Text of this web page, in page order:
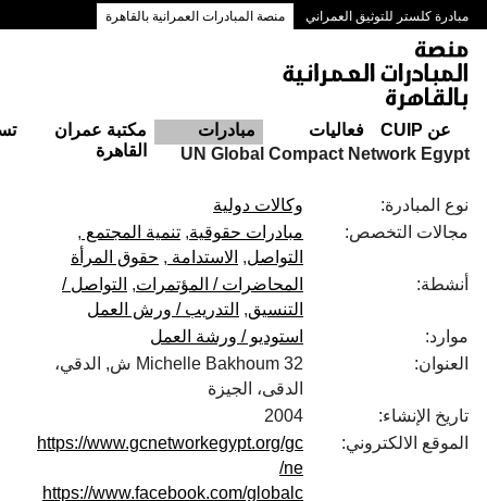
مبادرة كلستر للتوثيق العمراني منصة المبادرات العمرانية بالقاهرة
ممرات وسط البلد بالقاهرة
عن CUIP فعاليات مبادرات
مكتبة عمران
القاهرة
UN Global Compact Network Egypt
نوع المبادرة:
وكالات دولية
مجالات التخصص:
مبادرات حقوقية تنمية المجتمع
التواصل
الاستدامة
حقوق المرأة
أنشطة:
المحاضرات / المؤتمرات
التواصل /
التنسيق
التدريب / ورش العمل
موارد:
استوديو / ورشة العمل
العنوان:
32 Michelle Bakhoum ش, الدقي،
الدقى، الجيزة
تاريخ الإنشاء:
2004
الموقع الالكتروني:
https://www.gcnetworkegypt.org/gc
ne/
https://www.facebook.com/globalc